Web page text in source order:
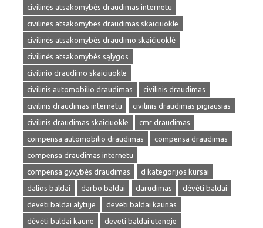
civilinės atsakomybės draudimas internetu
civilines atsakomybes draudimas skaiciuokle
civilinės atsakomybės draudimo skaičiuoklė
civilinės atsakomybės sąlygos
civilinio draudimo skaiciuokle
civilinis automobilio draudimas
civilinis draudimas
civilinis draudimas internetu
civilinis draudimas pigiausias
civilinis draudimas skaiciuokle
cmr draudimas
compensa automobilio draudimas
compensa draudimas
compensa draudimas internetu
compensa gyvybės draudimas
d kategorijos kursai
dalios baldai
darbo baldai darudimas
dėvėti baldai
deveti baldai alytuje
deveti baldai kaunas
dėvėti baldai kaune
deveti baldai utenoje